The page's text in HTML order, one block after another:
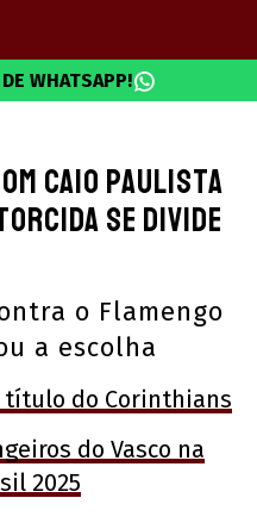
WHATSAPP!
Caio Paulista
se divide
o Flamengo
a escolha
título do Corinthians
do Vasco na
2025